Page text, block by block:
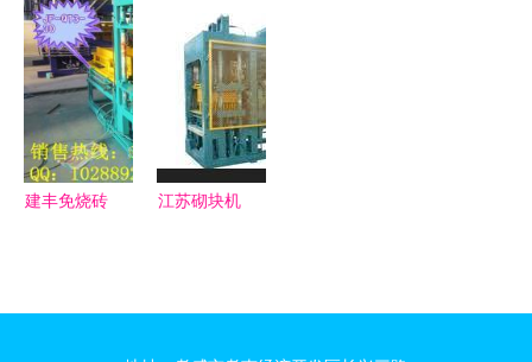
转盘式免烧
砖机的价
格、厂家与
选购指南
析 选购指
南与市场行
情
建丰免烧砖
江苏砌块机